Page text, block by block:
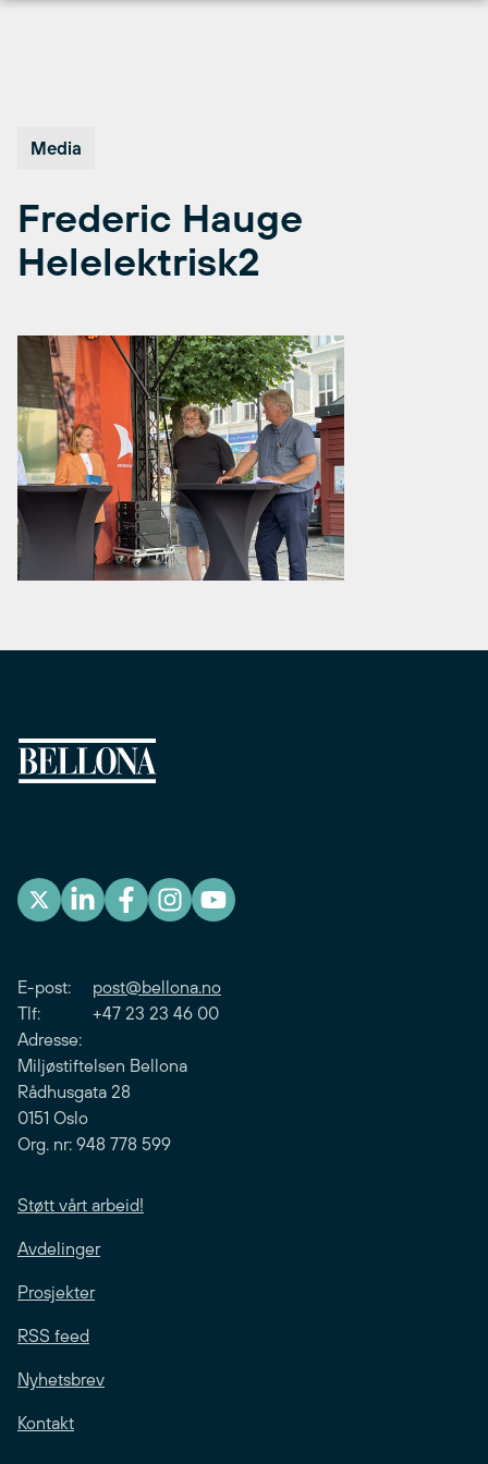
Media
Frederic Hauge
Helelektrisk2
E-post: post@bellona.no
Tlf: +47 23 23 46 00
Adresse:
Miljøstiftelsen Bellona
Rådhusgata 28
0151 Oslo
Org. nr: 948 778 599
Støtt vårt arbeid!
Avdelinger
Prosjekter
RSS feed
Nyhetsbrev
Kontakt